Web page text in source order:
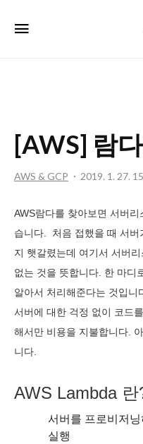
[AWS] 람
AWS & GCP 2019. 1. 27.
AWS람다를 찾아보면 서버
습니다. 처음 접했을 때 서버
지 햇갈렸는데 여기서 서버
없는 것을 뜻합니다. 한 마디
알아서 처리해준다는 것입니
서버에 대한 걱정 없이 코드
해서만 비용을 지불합니다.
니다.
AWS Lambda 란
서버를 프로비저
실행